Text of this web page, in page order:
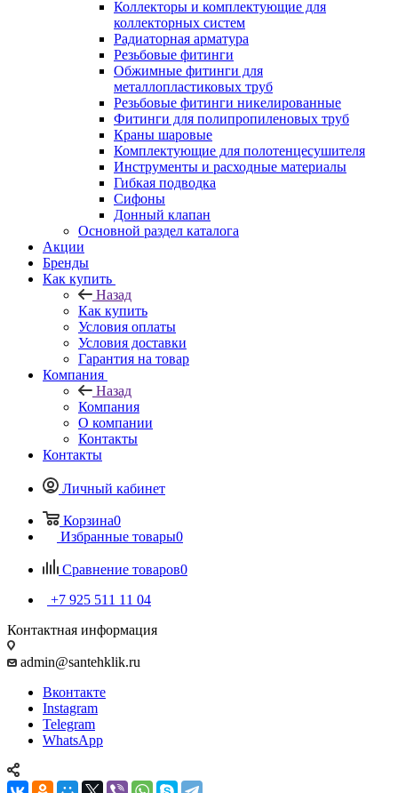
Коллекторы и комплектующие для
коллекторных систем
Радиаторная арматура
Резьбовые фитинги
Обжимные фитинги для
металлопластиковых труб
Резьбовые фитинги никелированные
Фитинги для полипропиленовых труб
Краны шаровые
Комплектующие для полотенцесушителя
Инструменты и расходные материалы
Гибкая подводка
Сифоны
Донный клапан
Основной раздел каталога
Акции
Бренды
Как купить
Назад
Как купить
Условия оплаты
Условия доставки
Гарантия на товар
Компания
Назад
Компания
О компании
Контакты
Контакты
Личный кабинет
Корзина0
Избранные товары0
Сравнение товаров0
+7 925 511 11 04
Контактная информация
admin@santehklik.ru
Вконтакте
Instagram
Telegram
WhatsApp